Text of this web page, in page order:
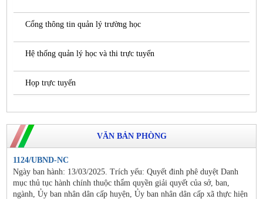
Cổng thông tin quản lý trường học
Hệ thống quản lý học và thi trực tuyến
Họp trực tuyến
VĂN BẢN PHÒNG
1124/UBND-NC
Ngày ban hành: 13/03/2025. Trích yếu: Quyết đinh phê duyệt Danh
mục thủ tục hành chính thuộc thẩm quyền giải quyết của sở, ban,
ngành, Ủy ban nhân dân cấp huyện, Ủy ban nhân dân cấp xã thực hiện